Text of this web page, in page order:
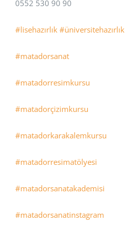
0552 530 90 90
#lisehazırlık #üniversitehazırlık
#matadorsanat
#matadorresimkursu
#matadorçizimkursu
#matadorkarakalemkursu
#matadorresimatölyesi
#matadorsanatakademisi
#matadorsanatinstagram